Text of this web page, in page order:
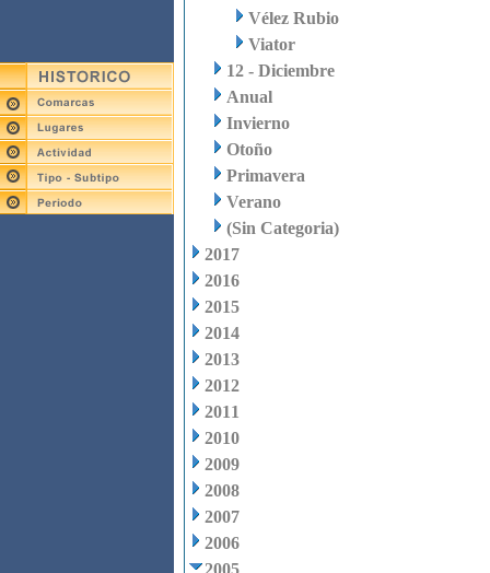
Vélez Rubio
Viator
12 - Diciembre
Anual
Invierno
Otoño
Primavera
Verano
(Sin Categoria)
2017
2016
2015
2014
2013
2012
2011
2010
2009
2008
2007
2006
2005